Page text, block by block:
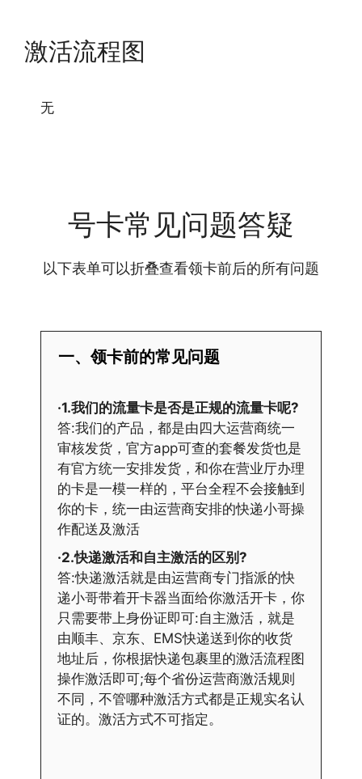
激活流程图
无
号卡常见问题答疑
以下表单可以折叠查看领卡前后的所有问题
一、领卡前的常见问题
·1.我们的流量卡是否是正规的流量卡呢?
答:我们的产品，都是由四大运营商统一
审核发货，官方app可查的套餐发货也是
有官方统一安排发货，和你在营业厅办理
的卡是一模一样的，平台全程不会接触到
你的卡，统一由运营商安排的快递小哥操
作配送及激活
·2.快递激活和自主激活的区别?
答:快递激活就是由运营商专门指派的快
递小哥带着开卡器当面给你激活开卡，你
只需要带上身份证即可:自主激活，就是
由顺丰、京东、EMS快递送到你的收货
地址后，你根据快递包裹里的激活流程图
操作激活即可;每个省份运营商激活规则
不同，不管哪种激活方式都是正规实名认
证的。激活方式不可指定。